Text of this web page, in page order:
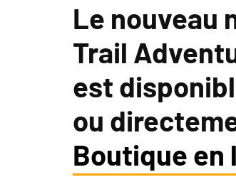
Le nouveau
Trail
est
ou
Boutique en